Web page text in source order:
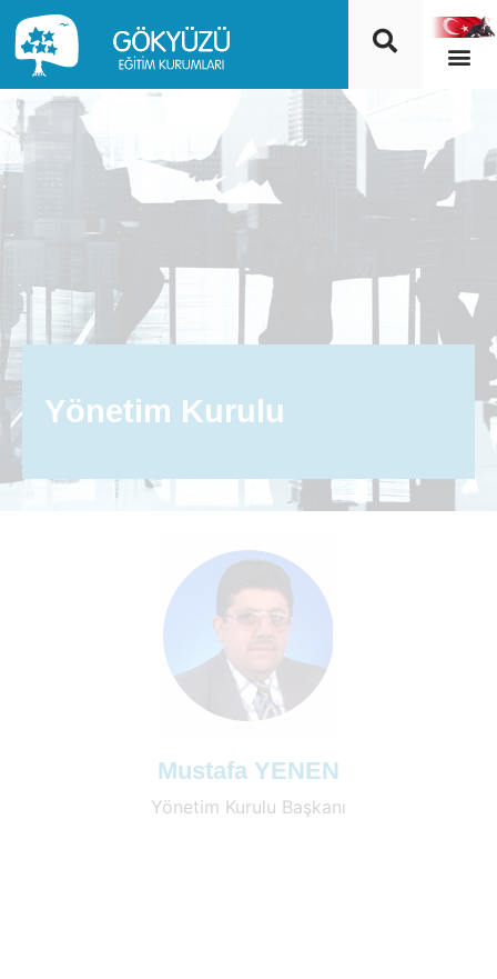
Yönetim Kurulu
Mustafa YENEN
Yönetim Kurulu Başkanı